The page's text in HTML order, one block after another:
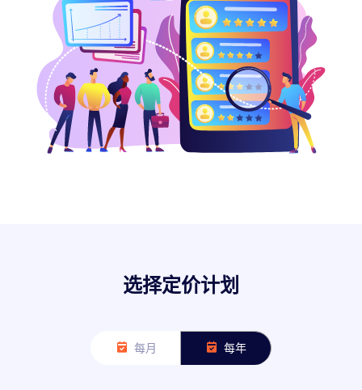
选择定价计划
每月 每年